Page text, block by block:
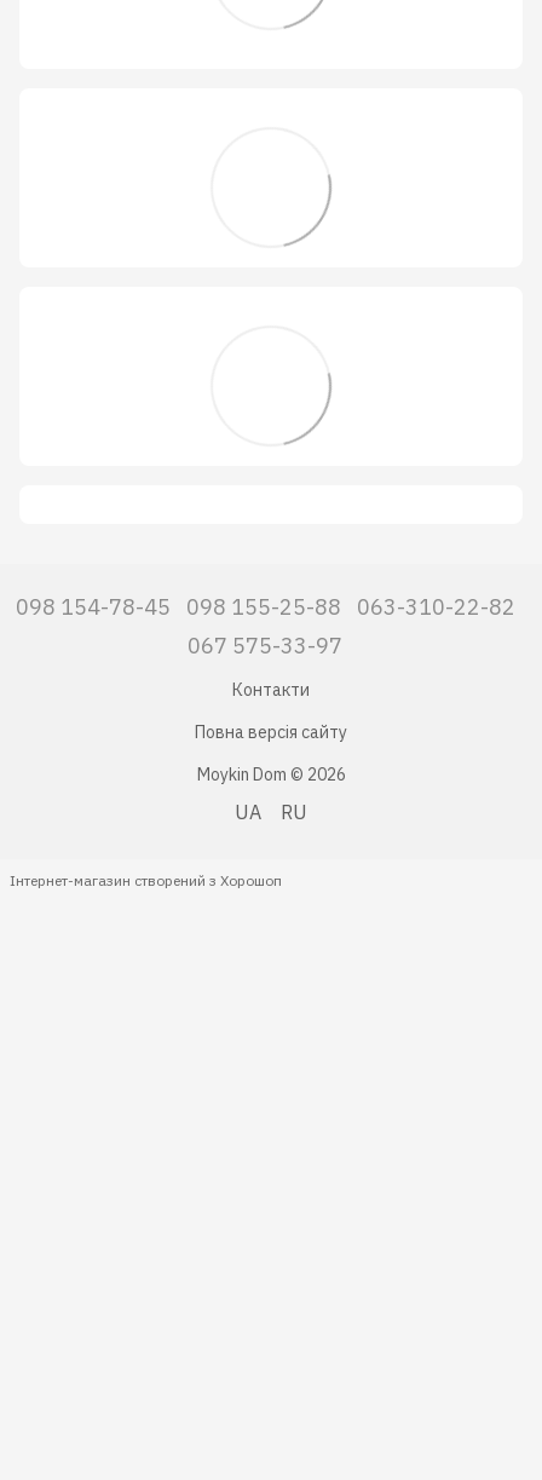
098 154-78-45 098 155-25-88
063-310-22-82
067 575-33-97
Контакти
Повна версія сайту
Moykin Dom © 2026
UA RU
Інтернет-магазин створений з Хорошоп